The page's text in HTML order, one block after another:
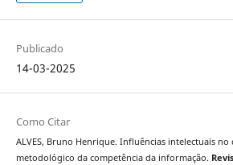
Publicado
14-03-2025
Como Citar
ALVES, Bruno Henrique. Influências intelectuais
metodológico da competência da informação.